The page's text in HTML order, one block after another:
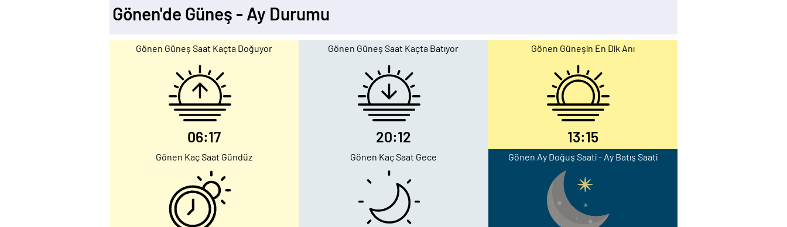
Gönen'de Güneş - Ay Durumu
Gönen Güneş Saat Kaçta Doğuyor
06:17
Gönen Güneş Saat Kaçta Batıyor
20:12
Gönen Güneşin En Dik Anı
13:15
Gönen Kaç Saat Gündüz Gönen Kaç Saat Gece Gönen Ay Doğuş Saati - Ay Batış Saati